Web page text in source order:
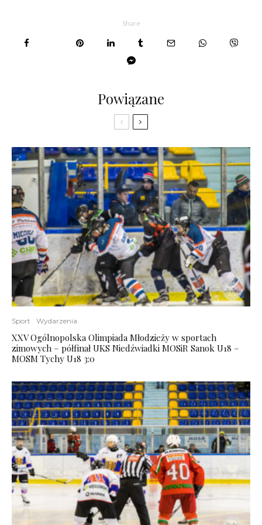
Share
Powiązane
Sport Wydarzenia
XXV Ogólnopolska Olimpiada Młodzieży w sportach
zimowych – półfinał UKS Niedźwiadki MOSiR Sanok U18 –
MOSM Tychy U18 3:0